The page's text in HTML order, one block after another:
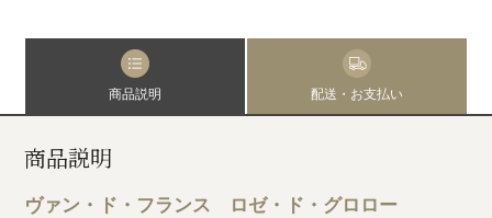
商品説明 配送・お支払い
商品説明
ヴァン・ド・フランス ロゼ・ド・グロロー